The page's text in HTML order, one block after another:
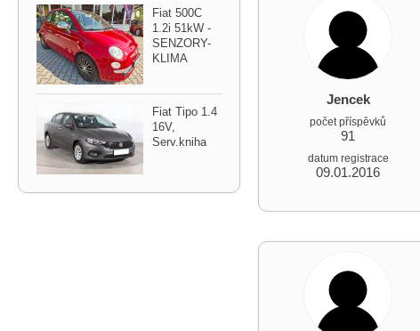
Jencek
počet příspěvků
91
datum registrace
09.01.2016
Fiat 500C
1.2i 51kW ​-
SENZORY​-
KLIMA
Fiat Tipo 1.4
16V,​
Serv.kniha